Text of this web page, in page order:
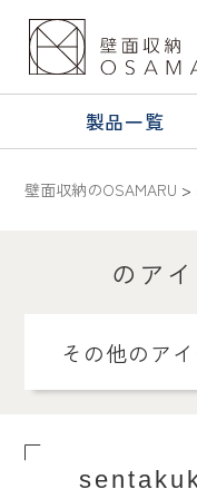
製品一覧
壁面収納のOSAMARU >
のア
その他のア